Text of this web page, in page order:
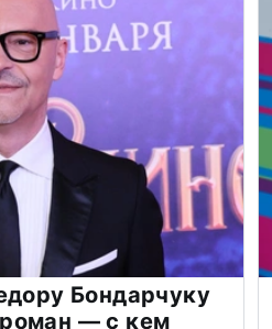
Бондарчуку
— с кем